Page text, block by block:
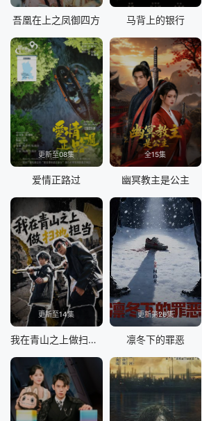
吾凰在上之凤御四方 马背上的银行
更新至08集
爱情正路过
全15集
幽冥教主是公主
更新至14集
我在青山之上做扫地担当
更新第26集
凛冬下的罪恶